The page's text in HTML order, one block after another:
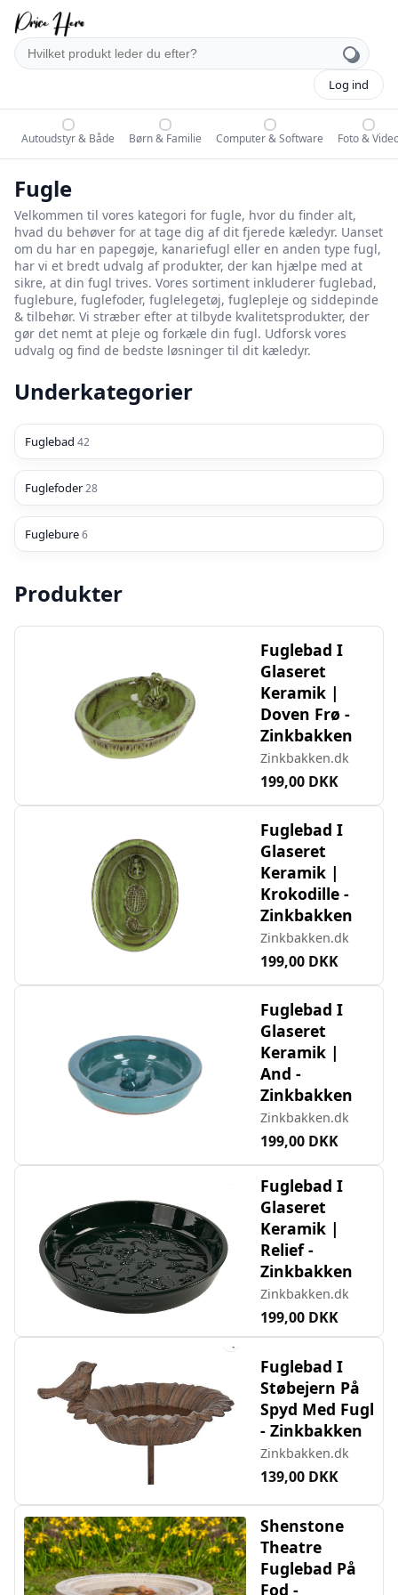
Log ind
Autoudstyr & Både Børn & Familie Computer & Software Foto &
Fugle
Velkommen til vores kategori for fugle, hvor du finder alt,
hvad du behøver for at tage dig af dit fjerede kæledyr. Uanset
om du har en papegøje, kanariefugl eller en anden type fugl,
har vi et bredt udvalg af produkter, der kan hjælpe med at
sikre, at din fugl trives. Vores sortiment inkluderer fuglebad,
fuglebure, fuglefoder, fuglelegetøj, fuglepleje og siddepinde
& tilbehør. Vi stræber efter at tilbyde kvalitetsprodukter, der
gør det nemt at pleje og forkæle din fugl. Udforsk vores
udvalg og find de bedste løsninger til dit kæledyr.
Underkategorier
Fuglebad 42
Fuglefoder28
Fuglebure6
Produkter
Fuglebad I
Glaseret
Keramik |
Doven Frø -
Zinkbakken
Zinkbakken.dk
199,00 DKK
Fuglebad I
Glaseret
Keramik |
Krokodille -
Zinkbakken
Zinkbakken.dk
199,00 DKK
Fuglebad I
Glaseret
Keramik |
And -
Zinkbakken
Zinkbakken.dk
199,00 DKK
Fuglebad I
Glaseret
Keramik |
Relief -
Zinkbakken
Zinkbakken.dk
199,00 DKK
Fuglebad I
Støbejern På
Spyd Med Fugl
- Zinkbakken
Zinkbakken.dk
139,00 DKK
Shenstone
Theatre
Fuglebad På
Fod -